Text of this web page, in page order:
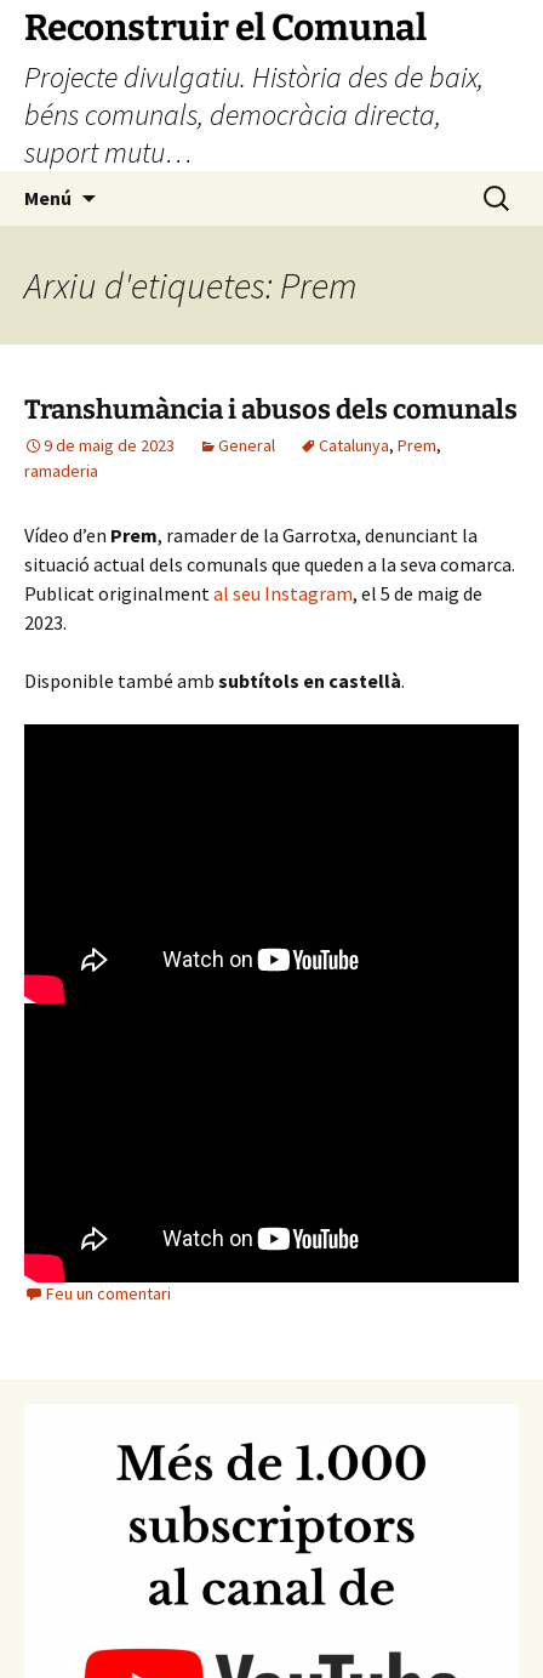
Vés
contingut
Reconstruir el Comunal
Projecte divulgatiu. Història des de baix,
béns comunals, democràcia directa,
suport mutu…
Menú Cerca:
Arxiu d'etiquetes: Prem
Transhumància i abusos dels comunals
9 de maig de 2023 General Catalunya, Prem,
ramaderia
Vídeo d’en Prem, ramader de la Garrotxa, denunciant la
situació actual dels comunals que queden a la seva comarca.
Publicat originalmental seu Instagram, el 5 de maig de
2023.
Disponible també amb subtítols en castellà.
Feu un comentari